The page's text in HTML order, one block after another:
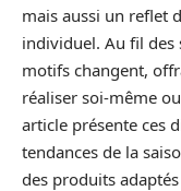
mais aussi un reflet
individuel. Au fil des
motifs changent,
réaliser soi-même
article présente ces
tendances de la
des produits